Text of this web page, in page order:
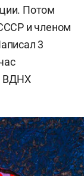
Потом
и членом
3
ВДНХ